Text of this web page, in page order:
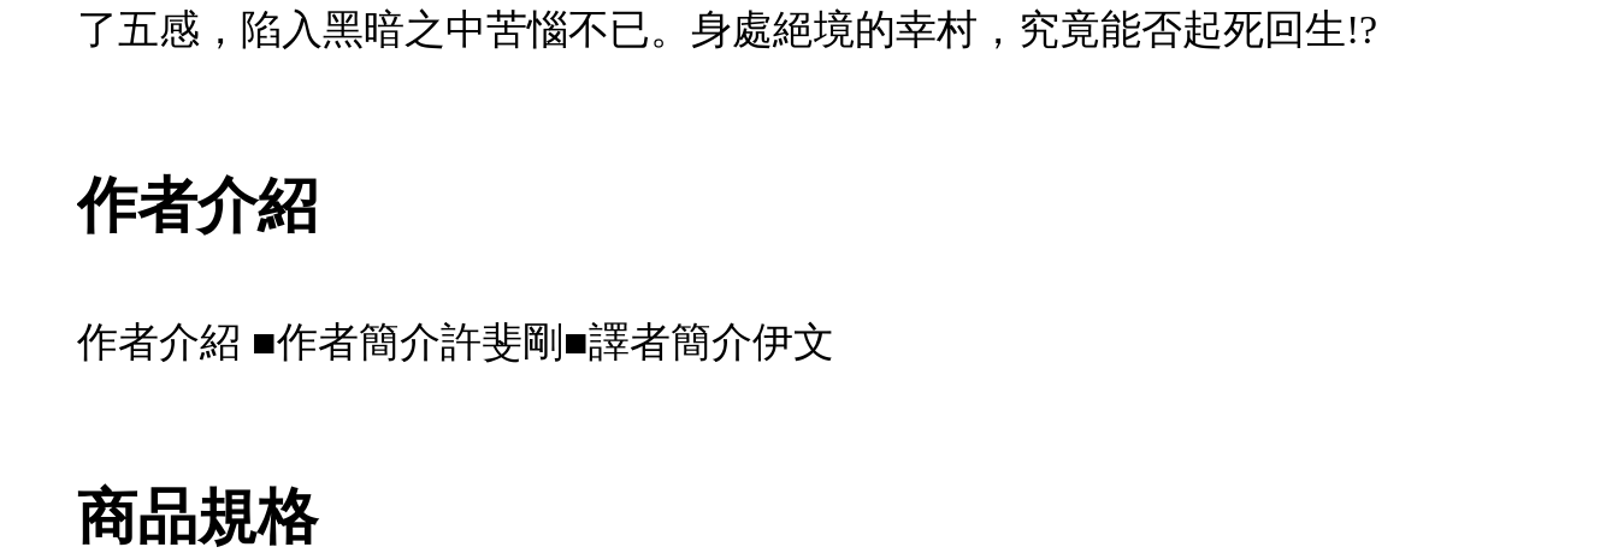
了五感，陷入黑暗之中苦惱不已。身處絕境的幸村，究竟能否起死回生!?
作者介紹
作者介紹 ■作者簡介許斐剛■譯者簡介伊文
商品規格